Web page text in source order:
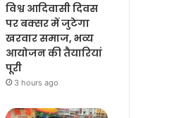
विश्व आदिवासी दिवस
पर बक्सर में जुटेगा
खरवार समाज, भव्य
आयोजन की तैयारियां
पूरी
3 hours ago